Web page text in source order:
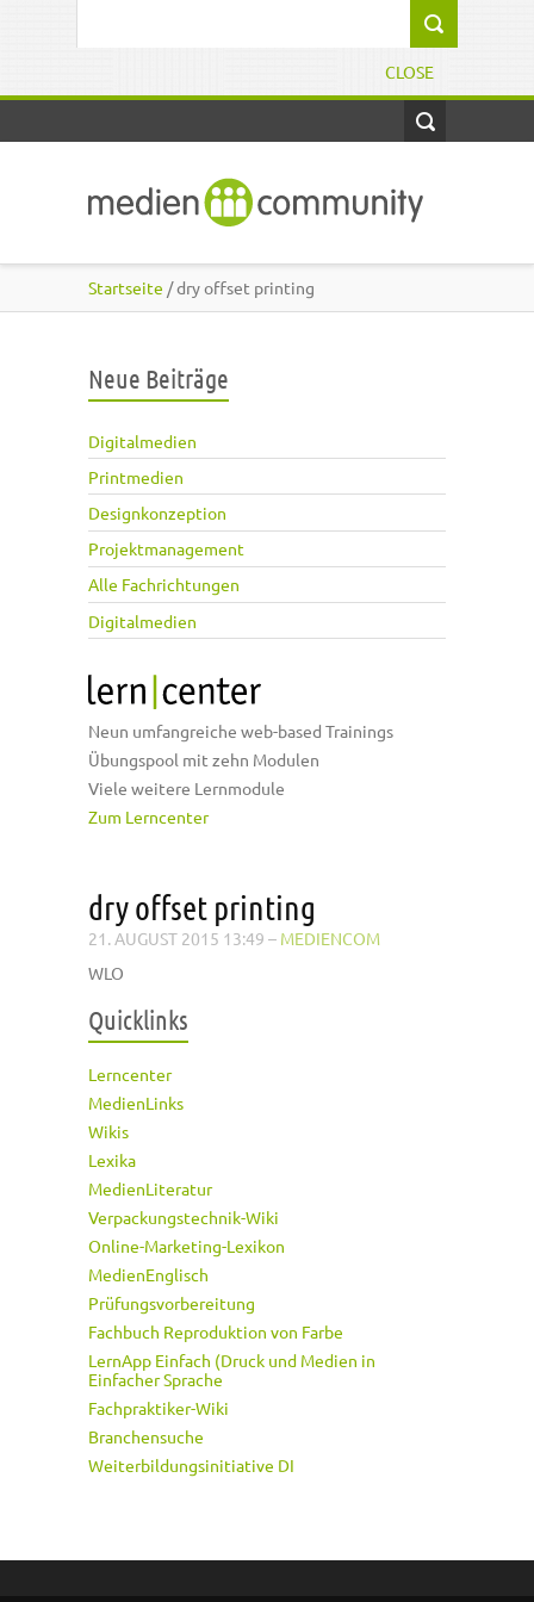
CLOSE
Startseite / dry offset printing
Neue Beiträge
Digitalmedien
Printmedien
Designkonzeption
Projektmanagement
Alle Fachrichtungen
Digitalmedien
Neun umfangreiche web-based Trainings
Übungspool mit zehn Modulen
Viele weitere Lernmodule
Zum Lerncenter
dry offset printing
21. AUGUST 2015 13:49 – MEDIENCOM
WLO
Quicklinks
Lerncenter
MedienLinks
Wikis
Lexika
MedienLiteratur
Verpackungstechnik-Wiki
Online-Marketing-Lexikon
MedienEnglisch
Prüfungsvorbereitung
Fachbuch Reproduktion von Farbe
LernApp Einfach (Druck und Medien in
Einfacher Sprache
Fachpraktiker-Wiki
Branchensuche
Weiterbildungsinitiative DI